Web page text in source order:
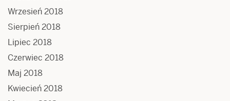
Wrzesień 2018
Sierpień 2018
Lipiec 2018
Czerwiec 2018
Maj 2018
Kwiecień 2018